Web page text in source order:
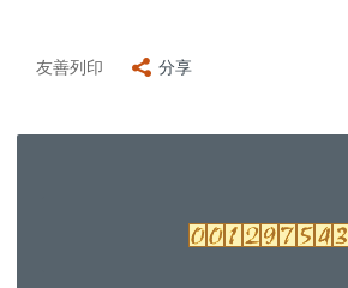
友善列印 分享